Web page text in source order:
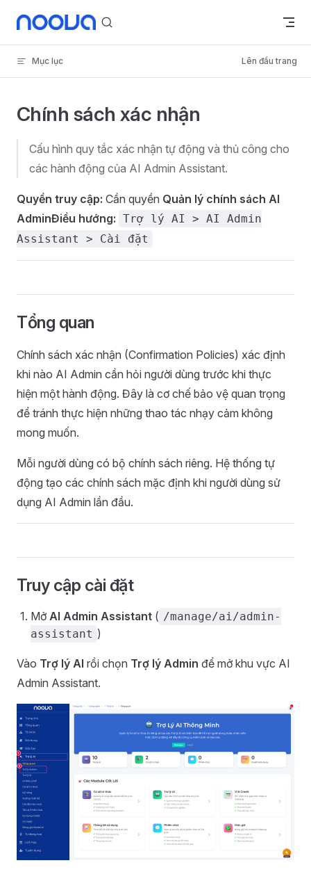
Skip to content
Mục lục Lên đầu trang
Chính sách xác nhận
Cấu hình quy tắc xác nhận tự động và thủ công cho
các hành động của AI Admin Assistant.
Quyền truy cập: Cần quyền Quản lý chính sách AI
AdminĐiều hướng: Trợ lý AI > AI Admin
Assistant > Cài đặt
Tổng quan
Chính sách xác nhận (Confirmation Policies) xác định
khi nào AI Admin cần hỏi người dùng trước khi thực
hiện một hành động. Đây là cơ chế bảo vệ quan trọng
để tránh thực hiện những thao tác nhạy cảm không
mong muốn.
Mỗi người dùng có bộ chính sách riêng. Hệ thống tự
động tạo các chính sách mặc định khi người dùng sử
dụng AI Admin lần đầu.
Truy cập cài đặt
Mở AI Admin Assistant ( /manage/ai/admin-
assistant )
Vào Trợ lý AI rồi chọn Trợ lý Admin để mở khu vực AI
Admin Assistant.